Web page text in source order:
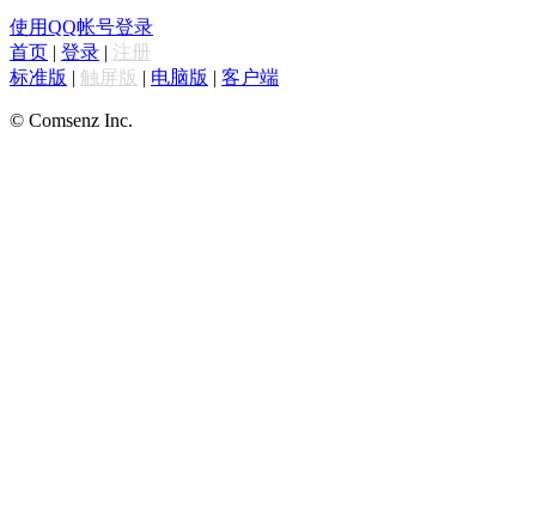
使用QQ帐号登录
首页 | 登录 | 注册
标准版 | 触屏版 | 电脑版 | 客户端
© Comsenz Inc.